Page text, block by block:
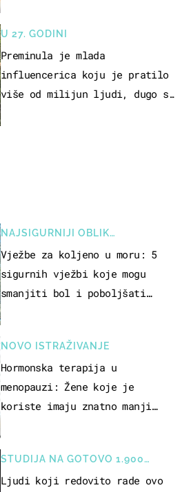
U 27. GODINI
Preminula je mlada
influencerica koju je pratilo
više od milijun ljudi, dugo se
NAJSIGURNIJI OBLIK
REKREACIJE
Vježbe za koljeno u moru: 5
sigurnih vježbi koje mogu
smanjiti bol i poboljšati
NOVO ISTRAŽIVANJE
Hormonska terapija u
menopauzi: Žene koje je
koriste imaju znatno manji
STUDIJA NA GOTOVO 1.900
OSOBA
Ljudi koji redovito rade ovo